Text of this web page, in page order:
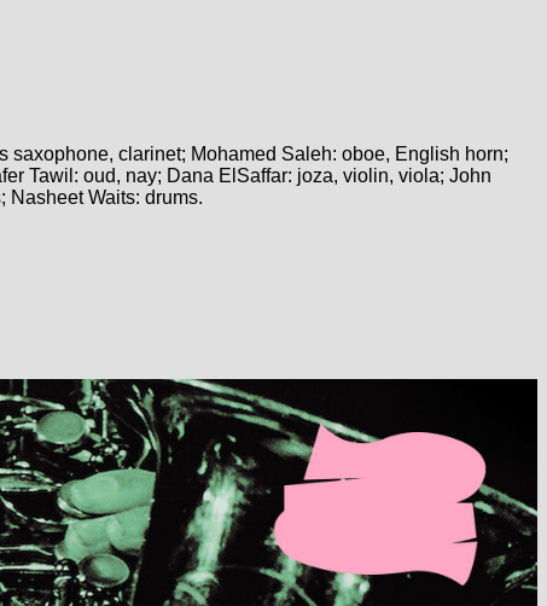
clarinet; Mohamed Saleh: oboe, English horn;
Tawil: oud, nay; Dana ElSaffar: joza, violin, viola; John
Nasheet Waits: drums.